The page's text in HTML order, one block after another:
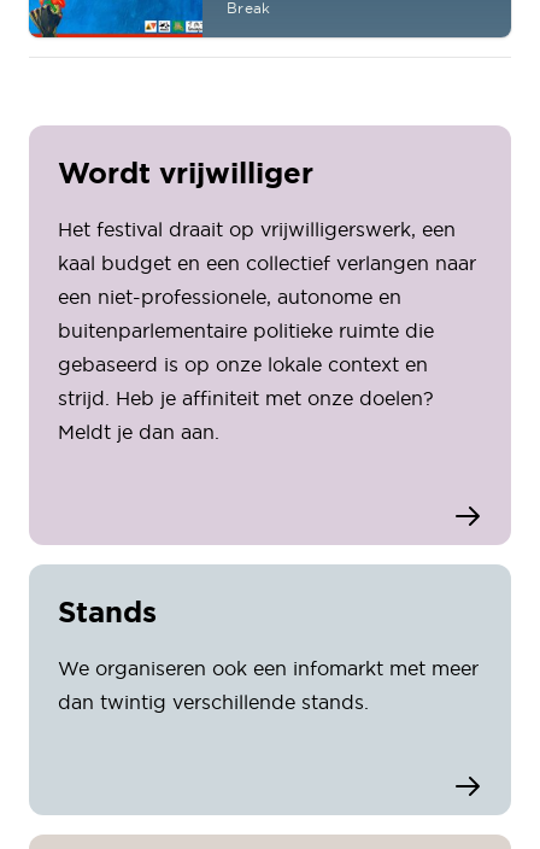
Break
Wordt vrijwilliger
Het festival draait op vrijwilligerswerk, een
kaal budget en een collectief verlangen naar
een niet-professionele, autonome en
buitenparlementaire politieke ruimte die
gebaseerd is op onze lokale context en
strijd. Heb je affiniteit met onze doelen?
Meldt je dan aan.
Stands
We organiseren ook een infomarkt met meer
dan twintig verschillende stands.